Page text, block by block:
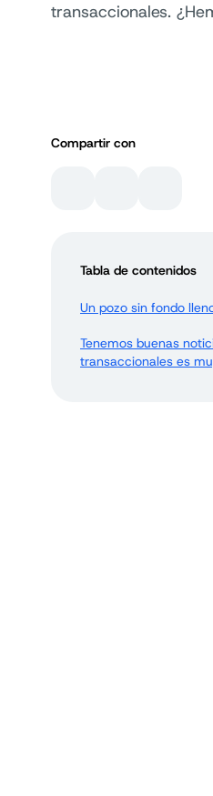
transaccionales.
Compartir con
Tabla de contenidos
Un pozo sin fondo
Tenemos buenas
transaccionales es